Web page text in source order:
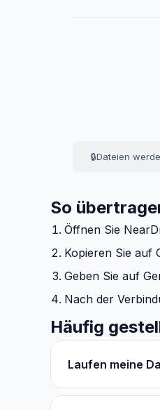
🔒Dateien
So
Öffnen Sie
Kopieren Sie auf
Geben Sie auf
Nach der
Häufig
Laufen meine